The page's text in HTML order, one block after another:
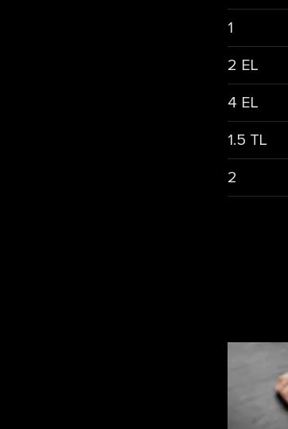
1
2 EL
4 EL
1.5 TL
2